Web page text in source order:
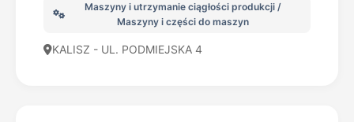
Maszyny i utrzymanie ciągłości produkcji /
Maszyny i części do maszyn
KALISZ - UL. PODMIEJSKA 4